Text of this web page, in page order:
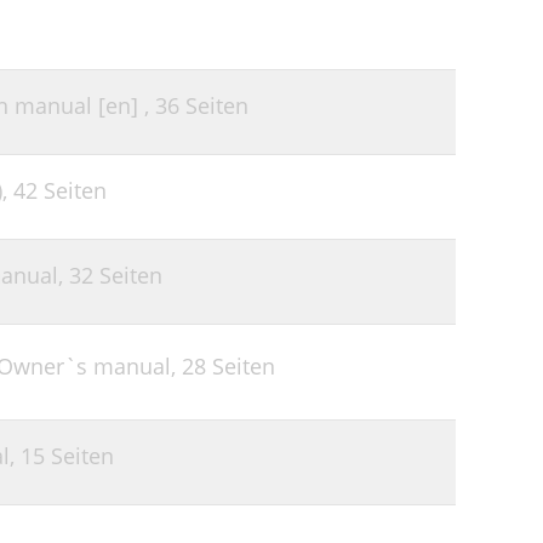
23
manual [en] , 36 Seiten
42 Seiten
32 Seiten
Owner`s manual, 28 Seiten
15 Seiten